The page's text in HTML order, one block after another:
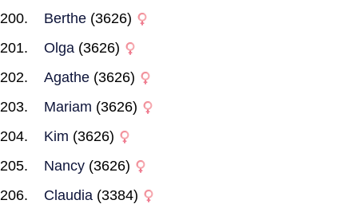
Berthe (3626)
Olga (3626)
Agathe (3626)
Mariam (3626)
Kim (3626)
Nancy (3626)
Claudia (3384)